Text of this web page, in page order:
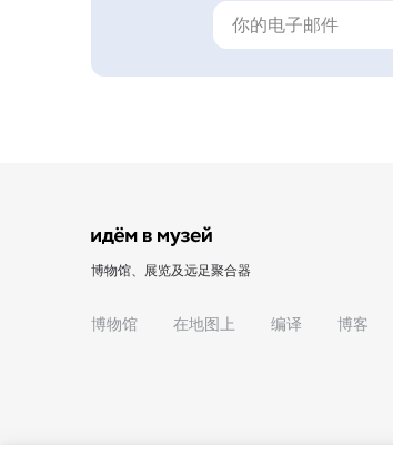
博物馆、展览及远足聚合器
博物馆 在地图上 编译 博客